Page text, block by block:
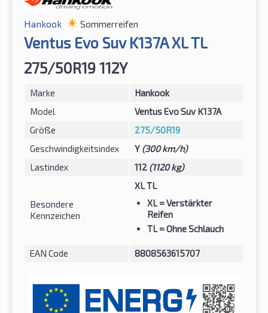
Hankook Sommerreifen
Ventus Evo Suv K137A XL TL
275/50R19 112Y
Marke
Hankook
Model
Ventus Evo Suv K137A
Größe
275/50R19
Geschwindigkeitsindex
Y (300 km/h)
Lastindex
112 (1120 kg)
Besondere
Kennzeichen
XL TL
XL= Verstärkter
Reifen
TL= Ohne Schlauch
EAN Code 8808563615707